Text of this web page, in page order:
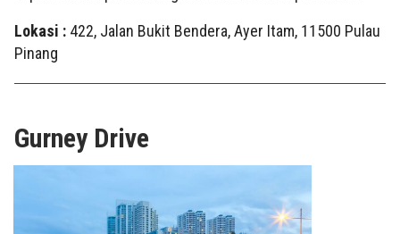
Lokasi : 422, Jalan Bukit Bendera, Ayer Itam, 11500 Pulau
Pinang
Gurney Drive